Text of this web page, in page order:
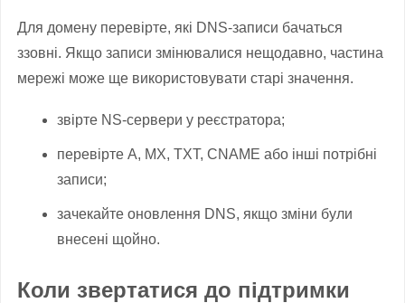
Для домену перевірте, які DNS-записи бачаться
ззовні. Якщо записи змінювалися нещодавно, частина
мережі може ще використовувати старі значення.
звірте NS-сервери у реєстратора;
перевірте A, MX, TXT, CNAME або інші потрібні
записи;
зачекайте оновлення DNS, якщо зміни були
внесені щойно.
Коли звертатися до підтримки